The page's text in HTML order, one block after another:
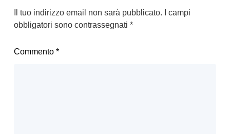
Il tuo indirizzo email non sarà pubblicato.
I campi
obbligatori sono contrassegnati *
Commento *